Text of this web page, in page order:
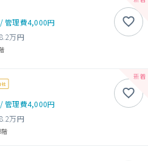
/管理費4,000円
8.2万円
/管理費4,000円
8.2万円
階